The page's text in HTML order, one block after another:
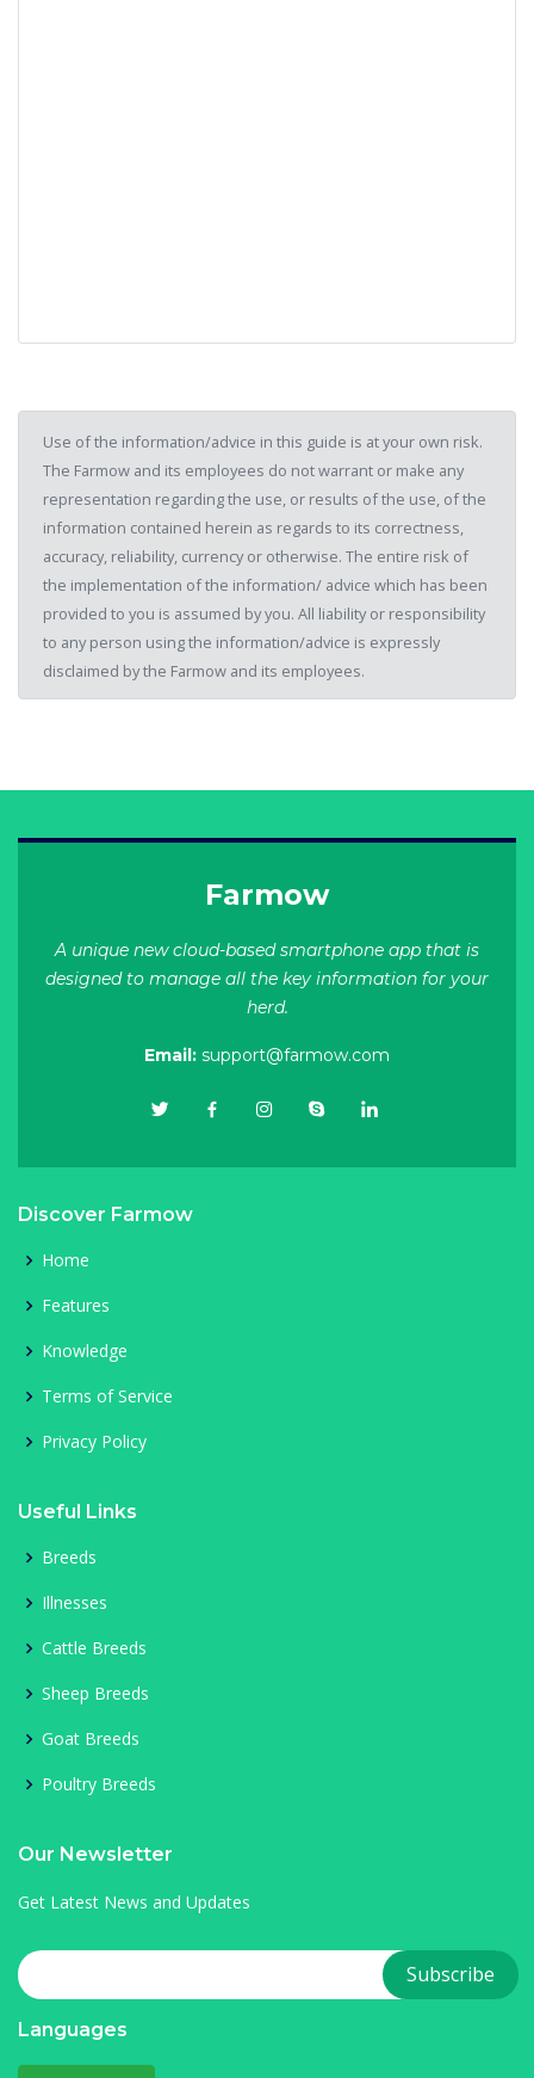
Use of the information/advice in this guide is at your own risk.
The Farmow and its employees do not warrant or make any
representation regarding the use, or results of the use, of the
information contained herein as regards to its correctness,
accuracy, reliability, currency or otherwise. The entire risk of
the implementation of the information/ advice which has been
provided to you is assumed by you. All liability or responsibility
to any person using the information/advice is expressly
disclaimed by the Farmow and its employees.
Farmow
A unique new cloud-based smartphone app that is
designed to manage all the key information for your
herd.
Email: support@farmow.com
Discover Farmow
Home
Features
Knowledge
Terms of Service
Privacy Policy
Useful Links
Breeds
Illnesses
Cattle Breeds
Sheep Breeds
Goat Breeds
Poultry Breeds
Our Newsletter
Get Latest News and Updates
Languages